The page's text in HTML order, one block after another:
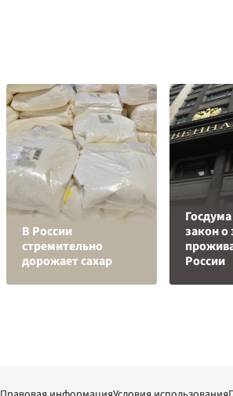
В России
стремительно
дорожает сахар
закон о
России